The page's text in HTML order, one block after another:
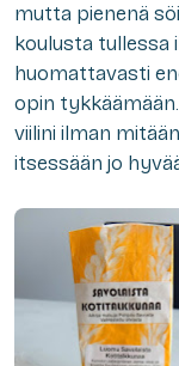
mutta pienenä
koulusta tullessa
huomattavasti
opin
viilini ilman
itsessään jo